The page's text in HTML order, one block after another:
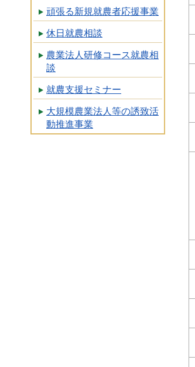
頑張る新規就農者応援事業
休日就農相談
農業法人研修コース就農相
談
就農支援セミナー
大規模農業法人等の誘致活
動推進事業